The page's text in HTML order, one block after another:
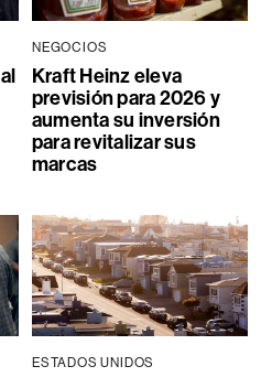
NEGOCIOS
Kraft Heinz eleva
previsión para 2026 y
aumenta su inversión
para revitalizar sus
marcas
ESTADOS UNIDOS